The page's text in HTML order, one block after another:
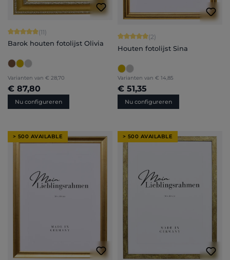
Gemiddelde waardering van 5 van 5 sterren
(11)
Barok houten fotolijst Olivia
Varianten van € 28,70
€ 87,80
Nu configureren
Gemiddelde waardering van 5 van 5
(2)
Houten fotolijst Sina
Varianten van € 14,85
€ 51,35
Nu configureren
> 500 AVAILABLE > 500 AVAILABLE